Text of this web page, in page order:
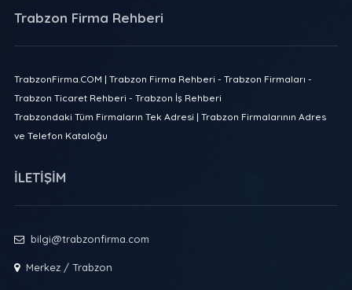
Trabzon Firma Rehberi
TrabzonFirma.COM | Trabzon Firma Rehberi - Trabzon Firmaları -
Trabzon Ticaret Rehberi - Trabzon İş Rehberi
Trabzondaki Tüm Firmaların Tek Adresi | Trabzon Firmalarının Adres
ve Telefon Kataloğu
İLETİŞİM
bilgi@trabzonfirma.com
Merkez / Trabzon